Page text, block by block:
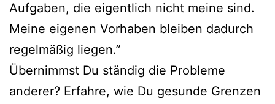
Aufgaben, die eigentlich nicht meine sind.
Meine eigenen Vorhaben bleiben dadurch
regelmäßig liegen.”
Übernimmst Du ständig die Probleme
anderer? Erfahre, wie Du gesunde Grenzen